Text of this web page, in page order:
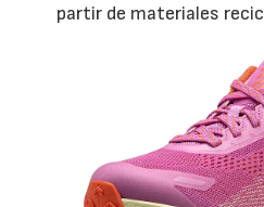
partir de materiales